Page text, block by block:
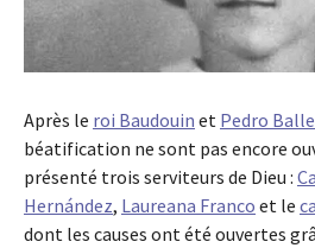
Après le roi Baudouin et Pedro
béatification ne sont pas encore
présenté trois serviteurs de Dieu :
Hernández, Laureana Franco et le
dont les causes ont été ouvertes